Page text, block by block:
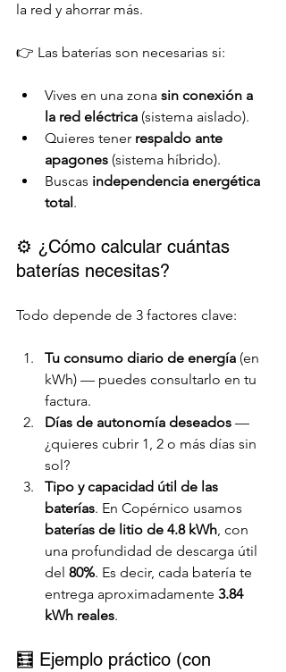
la red y ahorrar más.
👉 Las baterías son necesarias si:
Vives en una zona sin conexión a
la red eléctrica (sistema aislado).
Quieres tener respaldo ante
apagones (sistema híbrido).
Buscas independencia energética
total .
⚙️ ¿Cómo calcular cuántas
baterías necesitas?
Todo depende de 3 factores clave:
Tu consumo diario de energía (en
kWh) — puedes consultarlo en tu
factura.
Días de autonomía deseados —
¿quieres cubrir 1, 2 o más días sin
sol?
Tipo y capacidad útil de las
baterías. En Copérnico usamos
baterías de litio de 4.8 kWh, con
una profundidad de descarga útil
del 80%. Es decir, cada batería te
entrega aproximadamente 3.84
kWh reales.
🧮 Ejemplo práctico (con